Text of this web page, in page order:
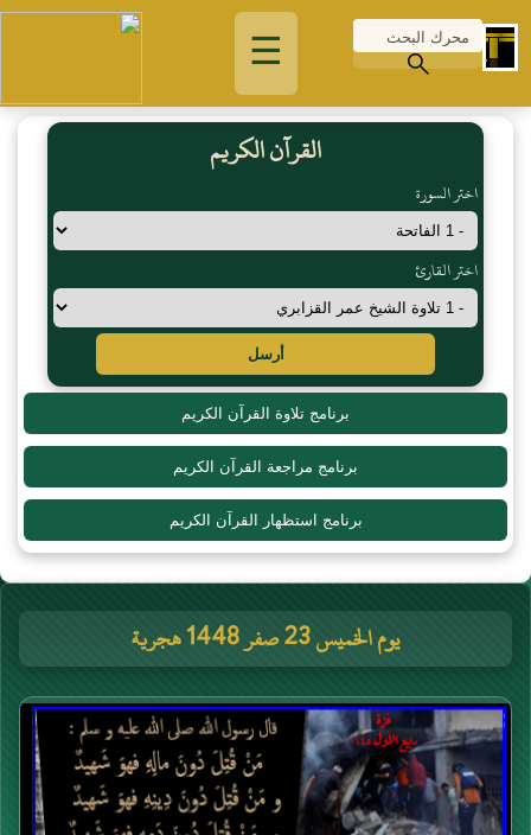
☰
القرآن الكريم
اختر السورة
اختر القارئ
أرسل
برنامج تلاوة القرآن الكريم
برنامج مراجعة القرآن الكريم
برنامج استظهار القرآن الكريم
يوم الخميس 23 صفر 1448 هجرية